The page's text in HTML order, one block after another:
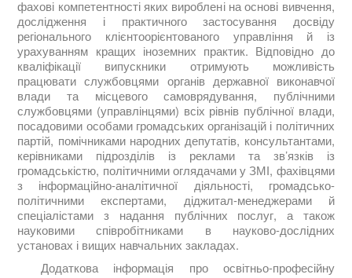
фахові компетентності яких вироблені на основі вивчення,
дослідження і практичного застосування досвіду
регіонального клієнтоорієнтованого управління й із
урахуванням кращих іноземних практик. Відповідно до
кваліфікації випускники отримують можливість
працювати службовцями органів державної виконавчої
влади та місцевого самоврядування, публічними
службовцями (управлінцями) всіх рівнів публічної влади,
посадовими особами громадських організацій і політичних
партій, помічниками народних депутатів, консультантами,
керівниками підрозділів із реклами та зв’язків із
громадськістю, політичними оглядачами у ЗМІ, фахівцями
з інформаційно-аналітичної діяльності, громадсько-
політичними експертами, діджитал-менеджерами й
спеціалістами з надання публічних послуг, а також
науковими співро­бітниками в науково-дослідних
установах і вищих навчальних закладах.
Додаткова інформація про освітньо-професійну